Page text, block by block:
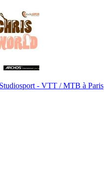
- VTT / MTB à Paris